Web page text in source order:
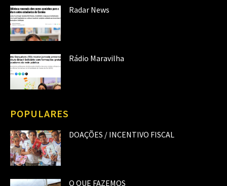
Radar News
Rádio Maravilha
POPULARES
DOAÇÕES / INCENTIVO FISCAL
O QUE FAZEMOS